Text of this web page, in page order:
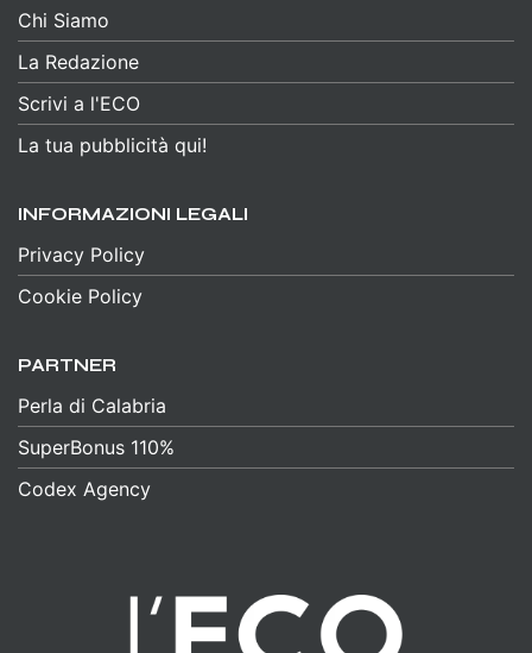
Chi Siamo
La Redazione
Scrivi a l'ECO
La tua pubblicità qui!
INFORMAZIONI LEGALI
Privacy Policy
Cookie Policy
PARTNER
Perla di Calabria
SuperBonus 110%
Codex Agency